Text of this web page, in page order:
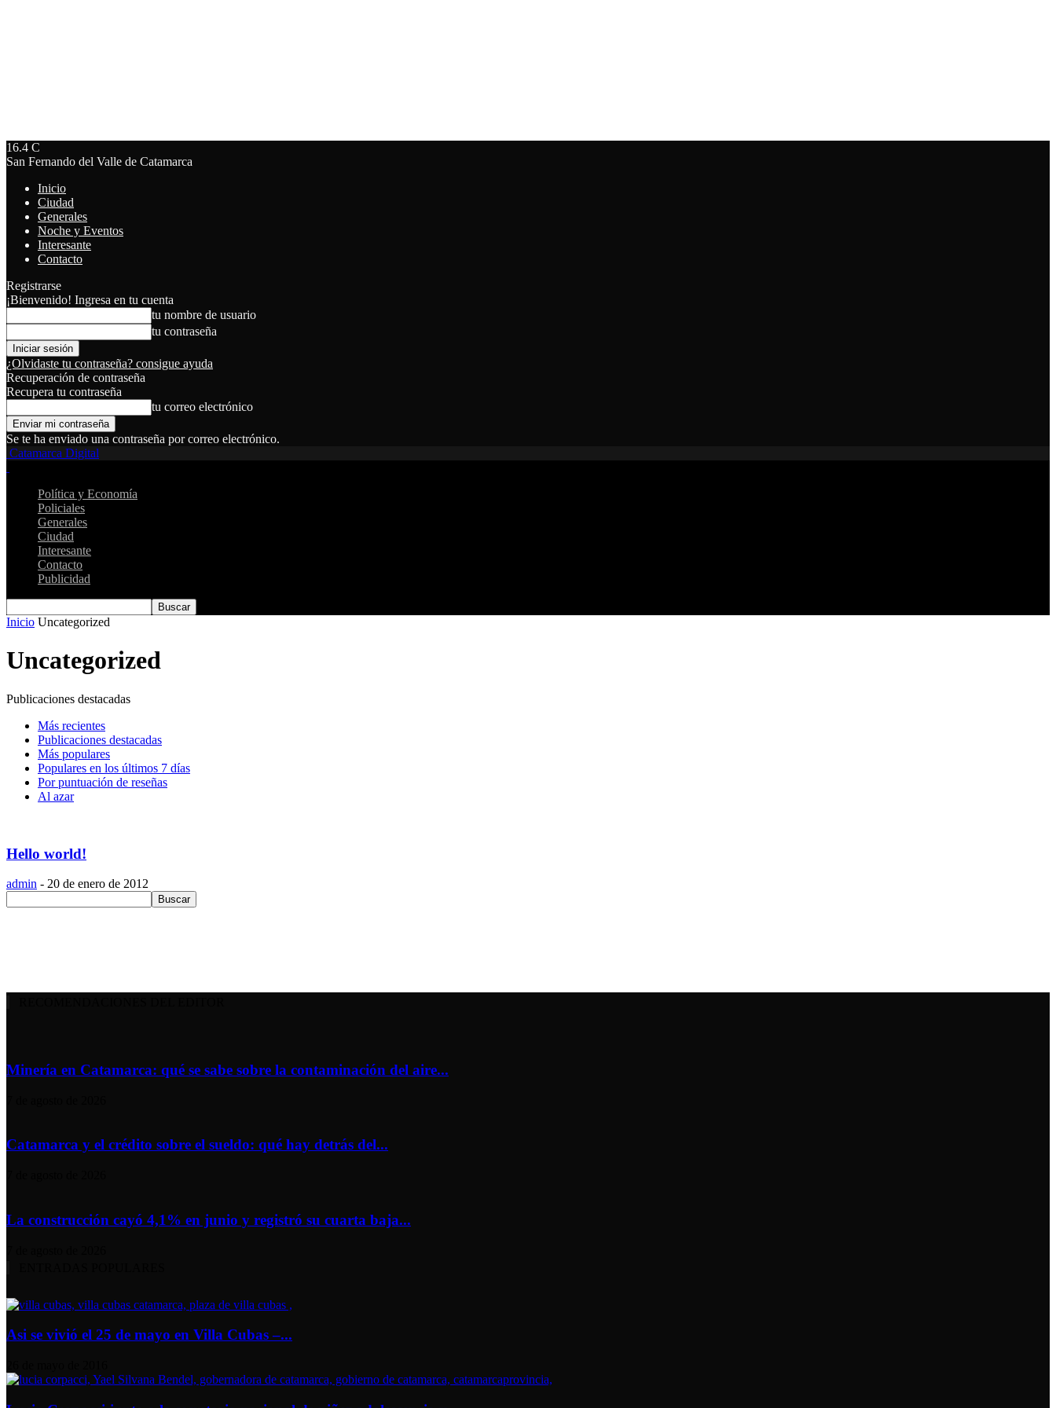
16.4 C
San Fernando del Valle de Catamarca
Inicio
Ciudad
Generales
Noche y Eventos
Interesante
Contacto
Registrarse
¡Bienvenido! Ingresa en tu cuenta
tu nombre de usuario
tu contraseña
¿Olvidaste tu contraseña? consigue ayuda
Recuperación de contraseña
Recupera tu contraseña
tu correo electrónico
Se te ha enviado una contraseña por correo electrónico.
Catamarca Digital
Política y Economía
Policiales
Generales
Ciudad
Interesante
Contacto
Publicidad
Inicio Uncategorized
Uncategorized
Publicaciones destacadas
Más recientes
Publicaciones destacadas
Más populares
Populares en los últimos 7 días
Por puntuación de reseñas
Al azar
Hello world!
admin - 20 de enero de 2012
Minería en Catamarca: qué se sabe sobre la contaminación del aire...
Catamarca y el crédito sobre el sueldo: qué hay detrás del...
La construcción cayó 4,1% en junio y registró su cuarta baja...
Asi se vivió el 25 de mayo en Villa Cubas –...